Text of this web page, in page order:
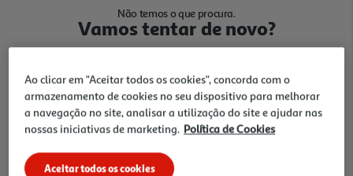
Não temos o que procura.
Vamos tentar de novo?
Ir para Homepage
Ao clicar em "Aceitar todos os cookies", concorda com o
armazenamento de cookies no seu dispositivo para melhorar
a navegação no site, analisar a utilização do site e ajudar nas
nossas iniciativas de marketing. Política de Cookies
Aceitar todos os cookies